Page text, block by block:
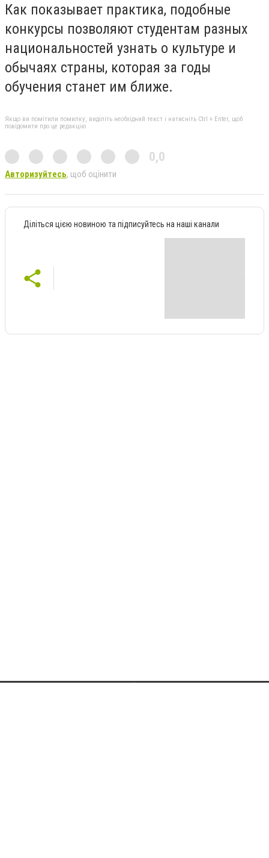
Как показывает практика, подобные
конкурсы позволяют студентам разных
национальностей узнать о культуре и
обычаях страны, которая за годы
обучения станет им ближе.
Якщо ви помітили помилку, виділіть необхідний текст і натисніть Ctrl + Enter, щоб
повідомити про це редакцію
0,0
Авторизуйтесь, щоб оцінити
Діліться цією новиною та підписуйтесь на наші канали